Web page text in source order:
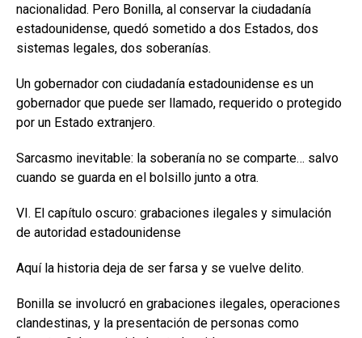
nacionalidad. Pero Bonilla, al conservar la ciudadanía
estadounidense, quedó sometido a dos Estados, dos
sistemas legales, dos soberanías.
Un gobernador con ciudadanía estadounidense es un
gobernador que puede ser llamado, requerido o protegido
por un Estado extranjero.
Sarcasmo inevitable: la soberanía no se comparte… salvo
cuando se guarda en el bolsillo junto a otra.
VI. El capítulo oscuro: grabaciones ilegales y simulación
de autoridad estadounidense
Aquí la historia deja de ser farsa y se vuelve delito.
Bonilla se involucró en grabaciones ilegales, operaciones
clandestinas, y la presentación de personas como